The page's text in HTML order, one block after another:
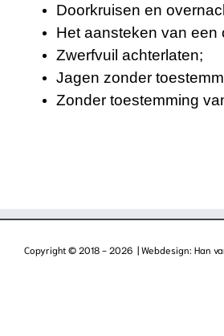
Doorkruisen en
Het aansteken van een
Zwerfvuil achterlaten;
Jagen zonder
Zonder toestemming
Copyright © 2018 - 2026 | Webdesign: Han